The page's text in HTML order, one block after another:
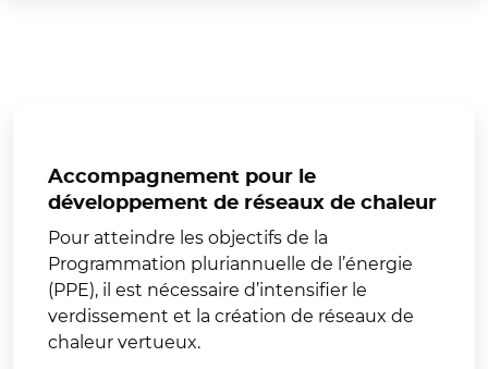
Accompagnement pour le
développement de réseaux de chaleur
Pour atteindre les objectifs de la
Programmation pluriannuelle de l’énergie
(PPE), il est nécessaire d’intensifier le
verdissement et la création de réseaux de
chaleur vertueux.